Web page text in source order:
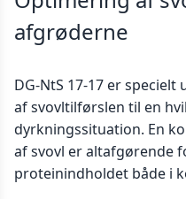
afgrøderne
DG-NtS 17-17 er
af svovltilførslen til en
dyrkningssituation. En
af svovl er altafgørende
proteinindholdet både i